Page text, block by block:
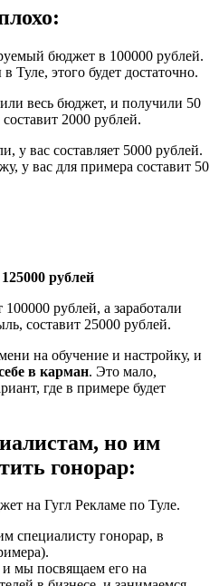
бюджет в 100000 рублей.
Туле, этого будет достаточно.
весь бюджет, и получили 50
2000 рублей.
у вас составляет 5000 рублей.
у вас для примера составит 50
рублей
рублей, а заработали
составит 25000 рублей.
на обучение и настройку, и
в карман. Это мало,
где в примере будет
но им
гонорар:
на Гугл Рекламе по Туле.
специалисту гонорар, в
и мы посвящаем его на